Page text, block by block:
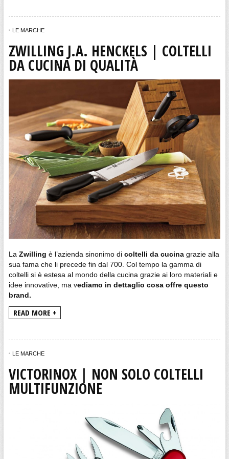
LE MARCHE
ZWILLING J.A. HENCKELS | COLTELLI
DA CUCINA DI QUALITÀ
La Zwilling è l’azienda sinonimo di coltelli da cucinagrazie alla
sua fama che li precede fin dal 700. Col tempo la gamma di
coltelli si è estesa al mondo della cucina grazie ai loro materiali e
idee innovative, ma vediamo in dettaglio cosa offre questo
brand.
READ MORE +
LE MARCHE
VICTORINOX | NON SOLO COLTELLI
MULTIFUNZIONE